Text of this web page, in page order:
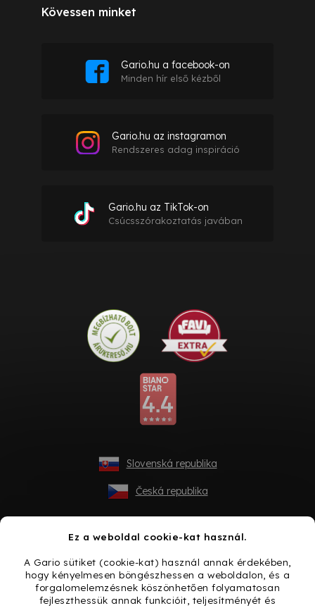
Ez a weboldal cookie-kat használ.
A Gario sütiket (cookie-kat) használ annak érdekében,
hogy kényelmesen böngészhessen a weboldalon, és a
forgalomelemzésnek köszönhetően folyamatosan
fejleszthessük annak funkcióit, teljesítményét és
Kövessen minket
Gario.hu a facebook-on
Minden hír első kézből
Gario.hu az instagramon
Rendszeres adag inspiráció
Gario.hu az TikTok-on
Csúcsszórakoztatás javában
Slovenská republika
Česká republika